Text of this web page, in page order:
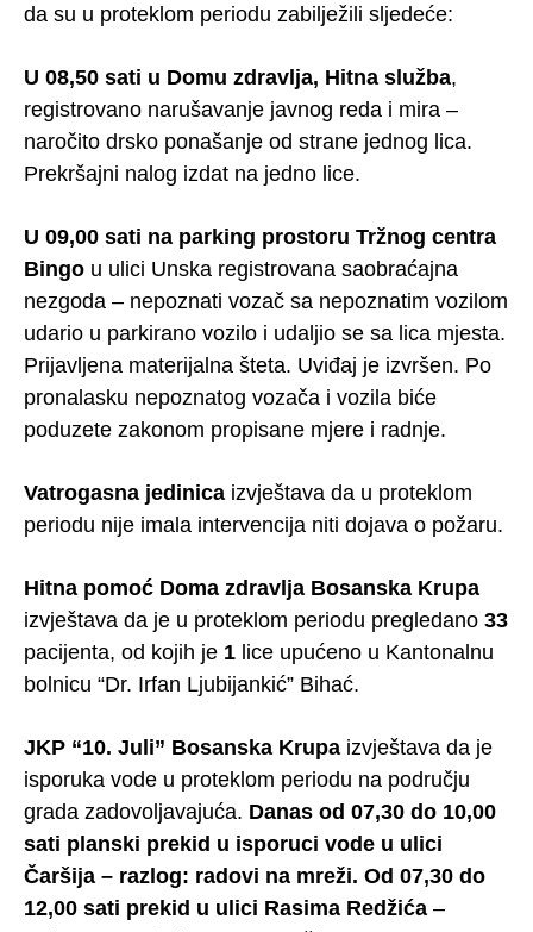
da su u proteklom periodu zabilježili sljedeće:
U 08,50 sati u Domu zdravlja, Hitna služba,
registrovano narušavanje javnog reda i mira –
naročito drsko ponašanje od strane jednog lica.
Prekršajni nalog izdat na jedno lice.
U 09,00 sati na parking prostoru Tržnog centra
Bingo u ulici Unska registrovana saobraćajna
nezgoda – nepoznati vozač sa nepoznatim vozilom
udario u parkirano vozilo i udaljio se sa lica mjesta.
Prijavljena materijalna šteta. Uviđaj je izvršen. Po
pronalasku nepoznatog vozača i vozila biće
poduzete zakonom propisane mjere i radnje.
Vatrogasna jedinica izvještava da u proteklom
periodu nije imala intervencija niti dojava o požaru.
Hitna pomoć Doma zdravlja Bosanska Krupa
izvještava da je u proteklom periodu pregledano 33
pacijenta, od kojih je 1 lice upućeno u Kantonalnu
bolnicu “Dr. Irfan Ljubijankić” Bihać.
JKP “10. Juli” Bosanska Krupa izvještava da je
isporuka vode u proteklom periodu na području
grada zadovoljavajuća. Danas od 07,30 do 10,00
sati planski prekid u isporuci vode u ulici
Čaršija – razlog: radovi na mreži. Od 07,30 do
12,00 sati prekid u ulici Rasima Redžića –